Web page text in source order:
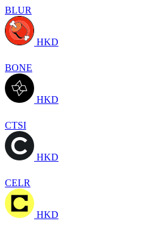
BLUR
HKD
BONE
HKD
CTSI
HKD
CELR
HKD